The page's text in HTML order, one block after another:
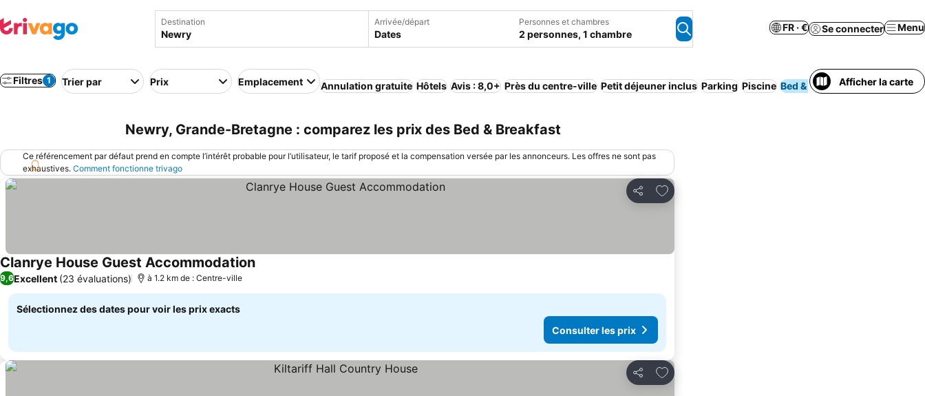
Destination Arrivée/départ
Dates
Personnes et chambres
2 personnes, 1 chambre
FR · € Se connecter Menu
Filtres 1 Trier par Prix Emplacement Annulation gratuite Hôtels Avis : 8,0+ Près du centre-ville Petit déjeuner inclus Parking Piscine Bed & BreakfastAfficher la carte
Newry, Grande-Bretagne : comparez les prix des Bed & Breakfast
Ce référencement par défaut prend en compte l’intérêt probable pour l’utilisateur, le tarif proposé et la compensation versée par les annonceurs. Les offres ne sont pas
exhaustives. Comment fonctionne trivago
Partager
Ajouter à mes favoris
Clanrye House Guest AccommodationConsulter les prix
9,6Excellent (23 évaluations) à 1.2 km de : Centre-ville
Sélectionnez des dates pour voir les prix exacts
Consulter les prix
Partager
Ajouter à mes favoris